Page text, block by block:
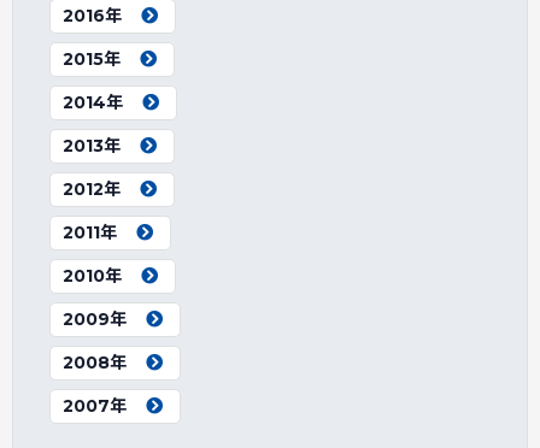
2016年
2015年
2014年
2013年
2012年
2011年
2010年
2009年
2008年
2007年